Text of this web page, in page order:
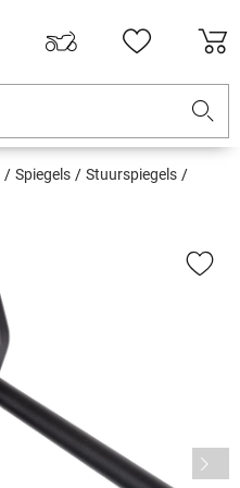
Spiegels
Stuurspiegels